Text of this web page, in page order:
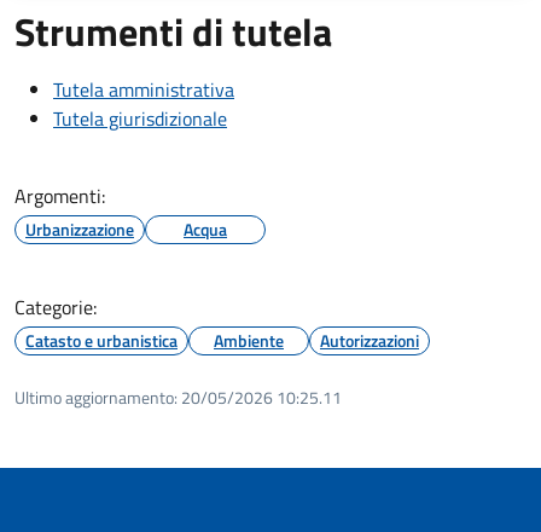
Strumenti di tutela
Tutela amministrativa
Tutela giurisdizionale
Argomenti:
Urbanizzazione Acqua
Categorie:
Catasto e urbanistica Ambiente Autorizzazioni
Ultimo aggiornamento: 20/05/2026 10:25.11